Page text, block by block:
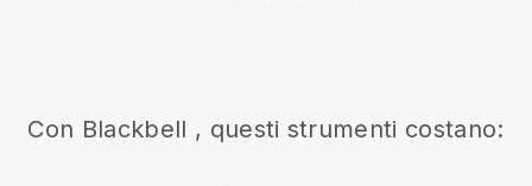
Con Blackbell , questi strumenti costano: